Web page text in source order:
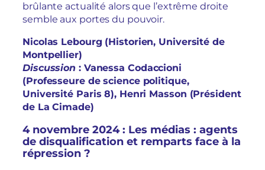
brûlante actualité alors que l’extrême droite
semble aux portes du pouvoir.
Nicolas Lebourg (Historien, Université de
Montpellier)
Discussion : Vanessa Codaccioni
(Professeure de science politique,
Université Paris 8), Henri Masson (Président
de La Cimade)
4 novembre 2024 : Les médias : agents
de disqualification et remparts face à la
répression ?